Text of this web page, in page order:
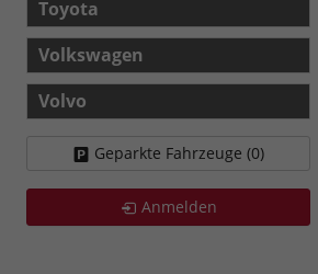
Toyota
Volkswagen
Volvo
Geparkte Fahrzeuge (0)
Anmelden